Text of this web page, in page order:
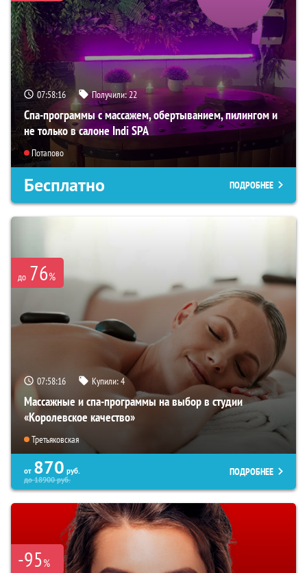
07:58:14 Получили:22
Спа-программы с массажем, обертыванием, пилингом и
не только в салоне Indi SPA
Потапово
Бесплатно ПОДРОБНЕЕ
до 76%
07:58:14 Купили:4
Массажные и спа-программы на выбор в студии
«Королевское качество»
Третьяковская
от 870 руб.
до18900руб.
ПОДРОБНЕЕ
-95%